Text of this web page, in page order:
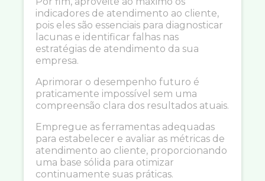
indicadores de atendimento ao cliente,
pois eles são essenciais para diagnosticar
lacunas e identificar falhas nas
estratégias de atendimento da sua
empresa.
Aprimorar o desempenho futuro é
praticamente impossível sem uma
compreensão clara dos resultados atuais.
Empregue as ferramentas adequadas
para estabelecer e avaliar as métricas de
atendimento ao cliente, proporcionando
uma base sólida para otimizar
continuamente suas práticas.